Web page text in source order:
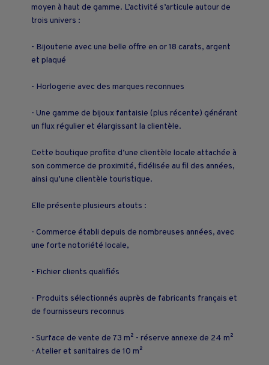
moyen à haut de gamme. L’activité s’articule autour de
trois univers :
- Bijouterie avec une belle offre en or 18 carats, argent
et plaqué
- Horlogerie avec des marques reconnues
- Une gamme de bijoux fantaisie (plus récente) générant
un flux régulier et élargissant la clientèle.
Cette boutique profite d’une clientèle locale attachée à
son commerce de proximité, fidélisée au fil des années,
ainsi qu’une clientèle touristique.
Elle présente plusieurs atouts :
- Commerce établi depuis de nombreuses années, avec
une forte notoriété locale,
- Fichier clients qualifiés
- Produits sélectionnés auprès de fabricants français et
de fournisseurs reconnus
- Surface de vente de 73 m² - réserve annexe de 24 m²
- Atelier et sanitaires de 10 m²